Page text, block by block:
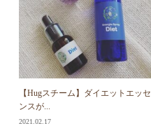
【Hugスチーム】ダイエットエッセ
ンスが...
2021.02.17